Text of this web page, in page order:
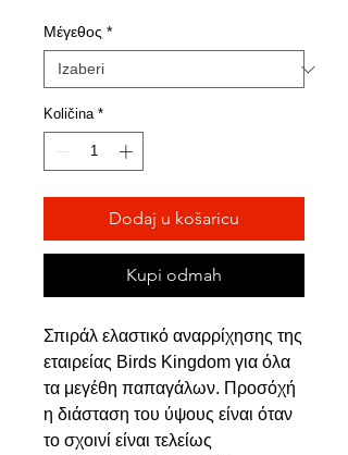
Μέγεθος *
Količina *
Dodaj u košaricu
Kupi odmah
Σπιράλ ελαστικό αναρρίχησης της
εταιρείας Birds Kingdom για όλα
τα μεγέθη παπαγάλων. Προσόχή
η διάσταση του ύψους είναι όταν
το σχοινί είναι τελείως